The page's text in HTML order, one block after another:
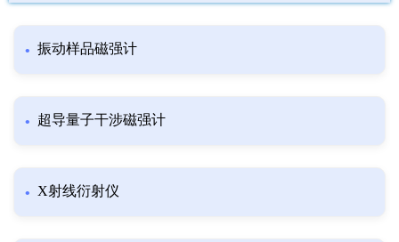
振动样品磁强计
超导量子干涉磁强计
X射线衍射仪